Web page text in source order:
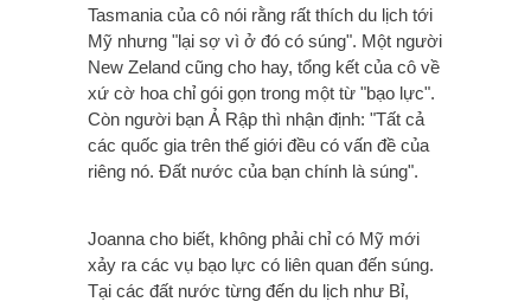
Tasmania của cô nói rằng rất thích du lịch tới
Mỹ nhưng "lại sợ vì ở đó có súng". Một người
New Zeland cũng cho hay, tổng kết của cô về
xứ cờ hoa chỉ gói gọn trong một từ "bạo lực".
Còn người bạn Ả Rập thì nhận định: "Tất cả
các quốc gia trên thế giới đều có vấn đề của
riêng nó. Đất nước của bạn chính là súng".
Joanna cho biết, không phải chỉ có Mỹ mới
xảy ra các vụ bạo lực có liên quan đến súng.
Tại các đất nước từng đến du lịch như Bỉ,